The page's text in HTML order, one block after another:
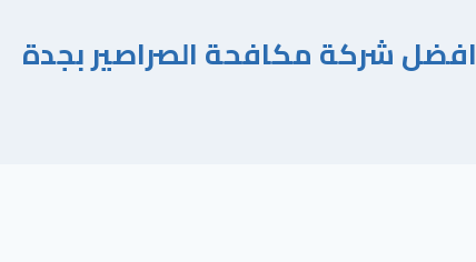
افضل شركة مكافحة الصراصير بجدة